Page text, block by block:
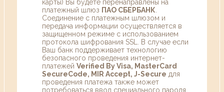
карты) Вы будете перенаправлены на
платежный шлюз ПАО СБЕРБАНК
Соединение с платежным шлюзом и
передача информации осуществляется в
защищенном режиме с использованием
протокола шифрования SSL. В случае если
Ваш банк поддерживает технологию
безопасного проведения интернет-
платежей Verified By Visa, MasterCard
SecureCode, MIR Accept, J-Secure для
проведения платежа также может
потребоваться ввод специального пароля.